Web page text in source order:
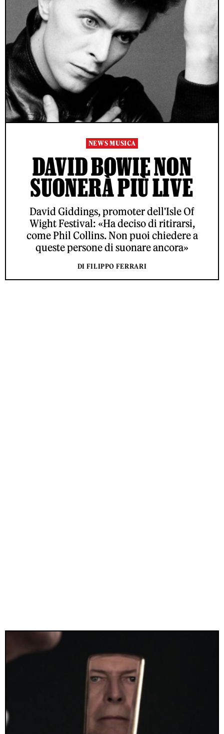
NEWS MUSICA
DAVID BOWIE NON
SUONERÀ PIÙ LIVE
David Giddings, promoter dell'Isle Of
Wight Festival: «Ha deciso di ritirarsi,
come Phil Collins. Non puoi chiedere a
queste persone di suonare ancora»
DI FILIPPO FERRARI